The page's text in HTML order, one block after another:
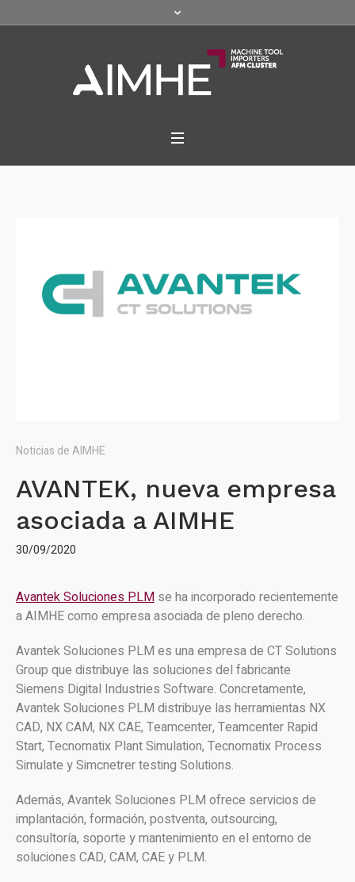
Noticias de AIMHE
AVANTEK, nueva empresa
asociada a AIMHE
30/09/2020
Avantek Soluciones PLM se ha incorporado recientemente
a AIMHE como empresa asociada de pleno derecho.
Avantek Soluciones PLM es una empresa de CT Solutions
Group que distribuye las soluciones del fabricante
Siemens Digital Industries Software. Concretamente,
Avantek Soluciones PLM distribuye las herramientas NX
CAD, NX CAM, NX CAE, Teamcenter, Teamcenter Rapid
Start, Tecnomatix Plant Simulation, Tecnomatix Process
Simulate y Simcnetrer testing Solutions.
Además, Avantek Soluciones PLM ofrece servicios de
implantación, formación, postventa, outsourcing,
consultoría, soporte y mantenimiento en el entorno de
soluciones CAD, CAM, CAE y PLM.